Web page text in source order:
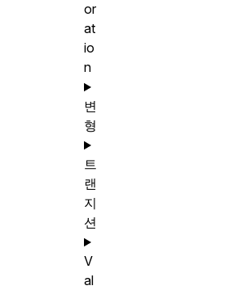
or
at
io
n
변
형
트
랜
지
션
V
al